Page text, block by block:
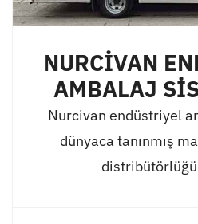
NURCİVAN
AMBALAJ
Nurcivan endüstriyel
dünyaca tanınmış